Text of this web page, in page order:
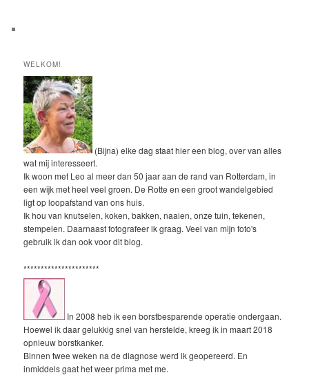
WELKOM!
(Bijna) elke dag staat hier een blog, over van alles
wat mij interesseert.
Ik woon met Leo al meer dan 50 jaar aan de rand van Rotterdam, in
een wijk met heel veel groen. De Rotte en een groot wandelgebied
ligt op loopafstand van ons huis.
Ik hou van knutselen, koken, bakken, naaien, onze tuin, tekenen,
stempelen. Daarnaast fotografeer ik graag. Veel van mijn foto's
gebruik ik dan ook voor dit blog.
**********************
In 2008 heb ik een borstbesparende operatie ondergaan.
Hoewel ik daar gelukkig snel van herstelde, kreeg ik in maart 2018
opnieuw borstkanker.
Binnen twee weken na de diagnose werd ik geopereerd. En
inmiddels gaat het weer prima met me.